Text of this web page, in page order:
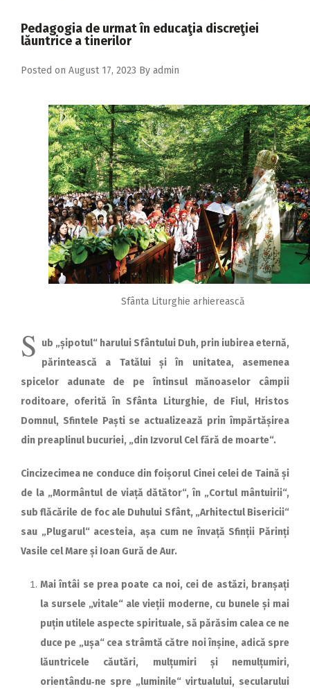
2017
Pedagogia de urmat în educaţia discreţiei
lăuntrice a tinerilor
Posted on August 17, 2023 By admin
Sfânta Liturghie arhierească
S ub „șipotul“ harului Sfântului Duh, prin iubirea eternă,
părintească a Tatălui și în unitatea, asemenea
spicelor adunate de pe întinsul mănoaselor câmpii
roditoare, oferită în Sfânta Liturghie, de Fiul, Hristos
Domnul, Sfintele Paști se actualizează prin împărtășirea
din preaplinul bucuriei, „din Izvorul Cel fără de moarte“.
Cincizecimea ne conduce din foișorul Cinei celei de Taină și
de la „Mormântul de viață dătător“, în „Cortul mântuirii“,
sub flăcările de foc ale Duhului Sfânt, „Arhitectul Bisericii“
sau „Plugarul“ acesteia, așa cum ne învață Sfinții Părinți
Vasile cel Mare și Ioan Gură de Aur.
Mai întâi se prea poate ca noi, cei de astăzi, branșați
la sursele „vitale“ ale vieții moderne, cu bunele și mai
puțin utilele aspecte spirituale, să părăsim calea ce ne
duce pe „ușa“ cea strâmtă către noi înșine, adică spre
lăuntricele căutări, mulțumiri și nemulțumiri,
orientându‑ne spre „luminile“ virtualului, secu­la­rului